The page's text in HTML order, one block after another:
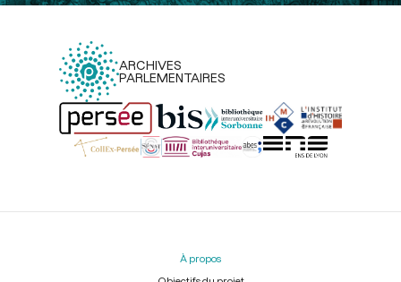
ARCHIVES
PARLEMENTAIRES
Menu
À propos